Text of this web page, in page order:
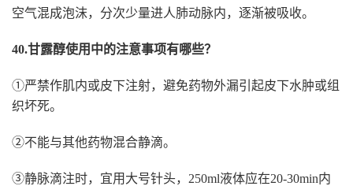
空气混成泡沫，分次少量进人肺动脉内，逐渐被吸收。
40.甘露醇使用中的注意事项有哪些？
①严禁作肌内或皮下注射，避免药物外漏引起皮下水肿或组
织坏死。
②不能与其他药物混合静滴。
③静脉滴注时，宜用大号针头，250ml液体应在20-30min内